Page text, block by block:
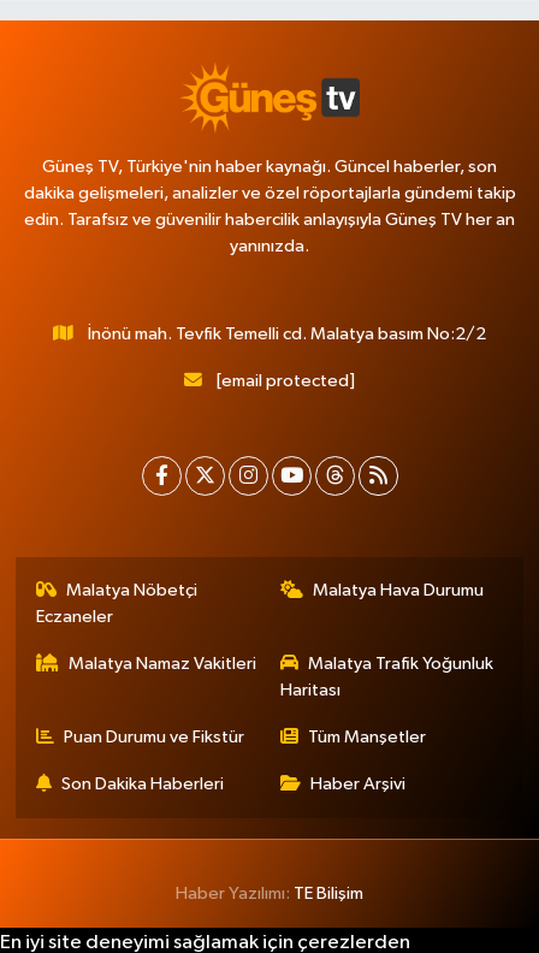
Güneş TV, Türkiye'nin haber kaynağı. Güncel haberler, son
dakika gelişmeleri, analizler ve özel röportajlarla gündemi takip
edin. Tarafsız ve güvenilir habercilik anlayışıyla Güneş TV her an
yanınızda.
İnönü mah. Tevfik Temelli cd. Malatya basım No:2/2
[email protected]
Malatya Nöbetçi
Eczaneler
Malatya Hava Durumu
Malatya Namaz Vakitleri
Malatya Trafik Yoğunluk
Haritası
Puan Durumu ve Fikstür Tüm Manşetler
Son Dakika Haberleri Haber Arşivi
Haber Yazılımı: TE Bilişim
En iyi site deneyimi sağlamak için çerezlerden